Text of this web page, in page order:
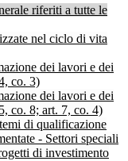
riferiti a tutte le
nel ciclo di vita
dei lavori e dei
co. 3)
dei lavori e dei
co. 8; art. 7, co. 4)
di qualificazione
- Settori speciali
di investimento